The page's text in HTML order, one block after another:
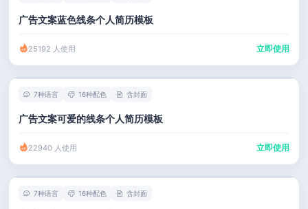
广告文案蓝色线条个人简历模板
25192 人使用 立即使用
7种语言 16种配色 含封面
广告文案可爱的线条个人简历模板
22940 人使用 立即使用
7种语言 16种配色 含封面